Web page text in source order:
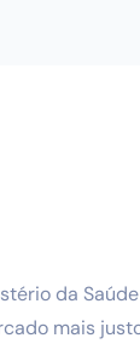
da
mais